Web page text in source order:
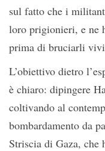
sul fatto che i
loro prigionieri, e ne
prima di bruciarli
L’obiettivo dietro
è chiaro: dipingere
coltivando al
bombardamento da
Striscia di Gaza, che